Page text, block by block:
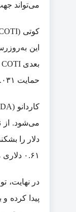
می‌تواند
این
حمایت ۰.۰۳۱ دلاری، سناریوی صعودی را بی‌اعتبار خواهد کرد.
۰.۶۱ دلاری می‌تواند ریزش قیمت تا ۰.۵ دلار را به همراه داشته باشد.